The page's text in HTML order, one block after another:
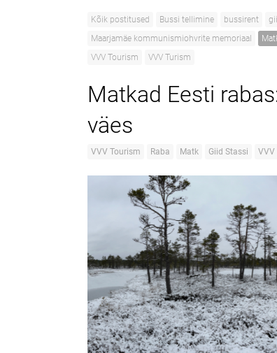
Kõik postitused Bussi tellimine bussirent gii
Maarjamäe kommunismiohvrite memoriaal
VVV Tourism
VVV Turism
Matkad Eesti
väes
VVV Tourism Raba Matk Giid Stassi VVV